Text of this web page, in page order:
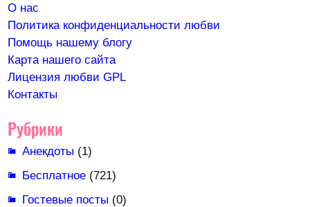
О нас
Политика конфиденциальности любви
Помощь нашему блогу
Карта нашего сайта
Лицензия любви GPL
Контакты
Рубрики
Анекдоты (1)
Бесплатное(721)
Гостевые посты (0)